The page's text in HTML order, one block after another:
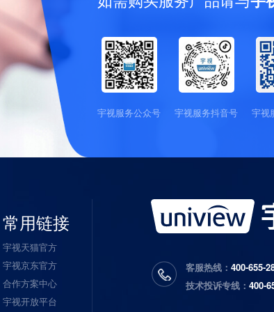
宇视服务公众号 宇视服务抖音号 宇视
常用链接
宇视天猫官方
宇视京东官方
合作方案中心
宇视开放平台
客服热线：400-655-
技术投诉专线：400-